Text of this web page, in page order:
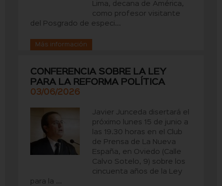
Lima, decana de América,
como profesor visitante
del Posgrado de especi...
Más información
CONFERENCIA SOBRE LA LEY
PARA LA REFORMA POLÍTICA
03/06/2026
Javier Junceda disertará el
próximo lunes 15 de junio a
las 19.30 horas en el Club
de Prensa de La Nueva
España, en Oviedo (Calle
Calvo Sotelo, 9) sobre los
cincuenta años de la Ley
para la ...